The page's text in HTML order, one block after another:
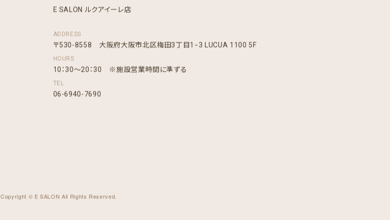
E SALON ルクアイーレ店
ADDRESS
〒530-8558 大阪府大阪市北区梅田3丁目1−3 LUCUA 1100 5F
HOURS
10：30～20：30 ※施設営業時間に準ずる
TEL
06-6940-7690
Copyright © E SALON All Rights Reserved.